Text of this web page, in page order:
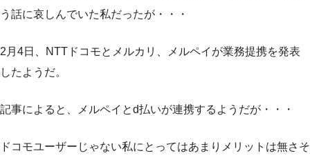
う話に哀しんでいた私だったが・・・
2月4日、NTTドコモとメルカリ、メルペイが業務提携を発表
したようだ。
記事によると、メルペイとd払いが連携するようだが・・・
ドコモユーザーじゃない私にとってはあまりメリットは無さそ